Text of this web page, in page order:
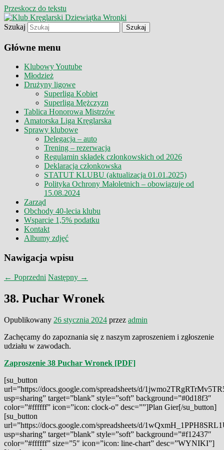
Przeskocz do tekstu
Klub Kręglarski Dziewiątka
Wronki
Klub Kręglarski Dziewiątka Wronki
Szukaj
Główne menu
Klubowy Youtube
Młodzież
Drużyny ligowe
Superliga Kobiet
Superliga Mężczyzn
Tablica Honorowa Mistrzów
Amatorska Liga Kręglarska
Sprawy klubowe
Delegacja – auto
Trening – rezerwacja
Regulamin składek członkowskich od 2026
Deklaracja członkowska
STATUT KLUBU (aktualizacja 01.01.2025)
Polityka Ochrony Małoletnich – obowiązuje od
15.08.2024
Zarząd
Obchody 40-lecia klubu
Wsparcie 1,5% podatku
Kontakt
Albumy zdjęć
Nawigacja wpisu
← Poprzedni Następny →
38. Puchar Wronek
Opublikowany 26 stycznia 2024 przez admin
Zachęcamy do zapoznania się z naszym zaproszeniem i zgłoszenie
udziału w zawodach.
Zaproszenie 38 Puchar Wronek [PDF]
[su_button
url=”https://docs.google.com/spreadsheets/d/
usp=sharing” target=”blank” style=”soft” background=”#0d18f3″
color=”#ffffff” icon=”icon: clock-o” desc=””]Plan Gier[/su_button]
[su_button
url=”https://docs.google.com/spreadsheets/d/
usp=sharing” target=”blank” style=”soft” background=”#f12437″
color=”#ffffff” size=”5″ icon=”icon: line-chart” desc=”WYNIKI”]